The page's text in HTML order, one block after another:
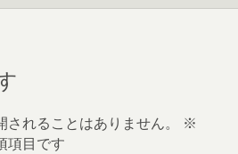
れることはありません。
※
項目です